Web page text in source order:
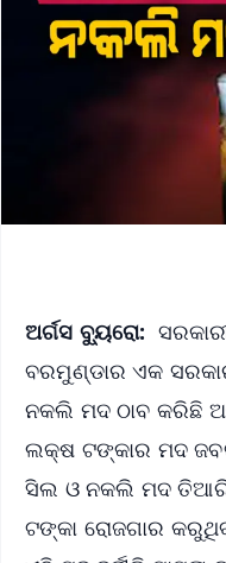
ଅର୍ଗସ ବ୍ୟୁରୋ:
ବରମୁଣ୍ଡାର ଏକ
ନକଲି ମଦ ଠାବ କରିଛି
ଲକ୍ଷ ଟଙ୍କାର ମଦ
ସିଲ ଓ ନକଲି ମଦ
ଟଙ୍କା ରୋଜଗାର